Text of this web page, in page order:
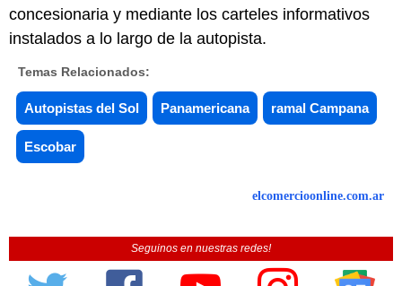
concesionaria y mediante los carteles informativos
instalados a lo largo de la autopista.
Temas Relacionados:
Autopistas del Sol Panamericana ramal Campana
Escobar
elcomercioonline.com.ar
Seguinos en nuestras redes!